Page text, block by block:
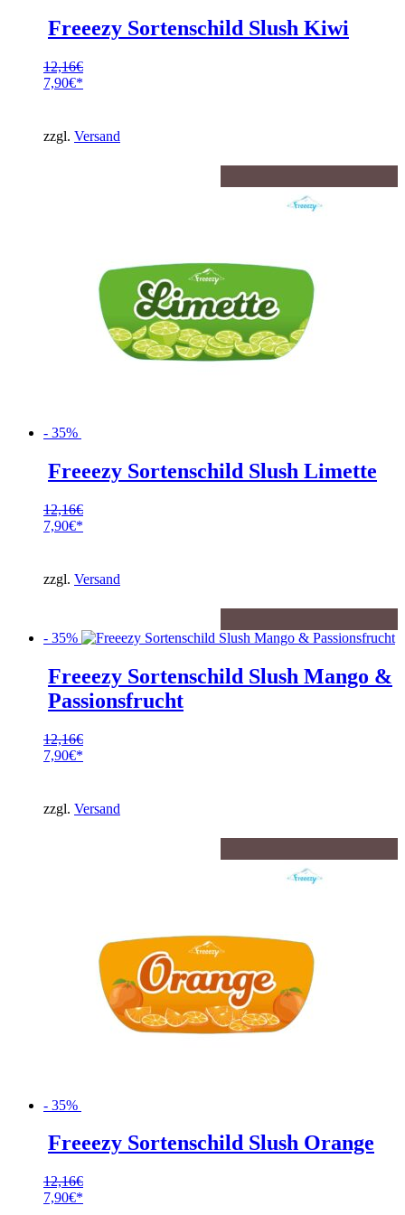
Freeezy Sortenschild Slush Kiwi
12,16€
Ursprünglicher
12,16€
7,90€
ist:
7,90€.
zzgl. Versand
- 35%
Freeezy Sortenschild Slush Limette
12,16€
Ursprünglicher
12,16€
7,90€
ist:
7,90€.
zzgl. Versand
- 35%
Freeezy Sortenschild Slush Mango &
Passionsfrucht
12,16€
Ursprünglicher
12,16€
7,90€
ist:
7,90€.
zzgl. Versand
- 35%
Freeezy Sortenschild Slush Orange
12,16€
Ursprünglicher
7,90€